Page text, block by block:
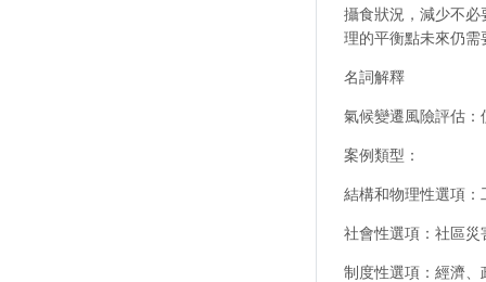
攝食狀況，減少不
理的平衡點未來仍
名詞解釋
氣候變遷風險評估
案例類型：
結構和物理性選項
社會性選項：社區
制度性選項：經濟